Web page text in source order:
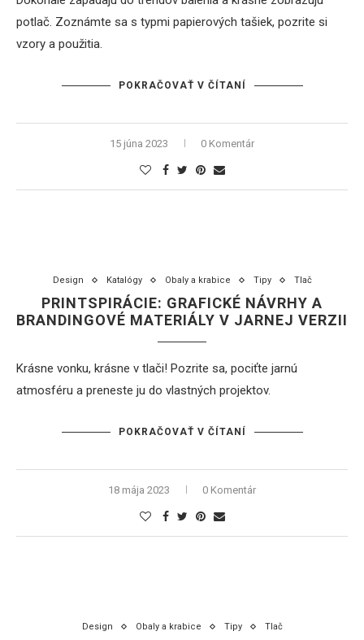
potlač. Zoznámte sa s typmi papierových tašiek, pozrite si
vzory a použitia.
POKRAČOVAŤ V ČÍTANÍ
15 júna 2023 0 Komentár
Design Katalógy Obaly a krabice Tipy Tlač
PRINTSPIRÁCIE: GRAFICKÉ NÁVRHY A
BRANDINGOVÉ MATERIÁLY V JARNEJ VERZII
Krásne vonku, krásne v tlači! Pozrite sa, pociťte jarnú
atmosféru a preneste ju do vlastných projektov.
POKRAČOVAŤ V ČÍTANÍ
18 mája 2023 0 Komentár
Design Obaly a krabice Tipy Tlač